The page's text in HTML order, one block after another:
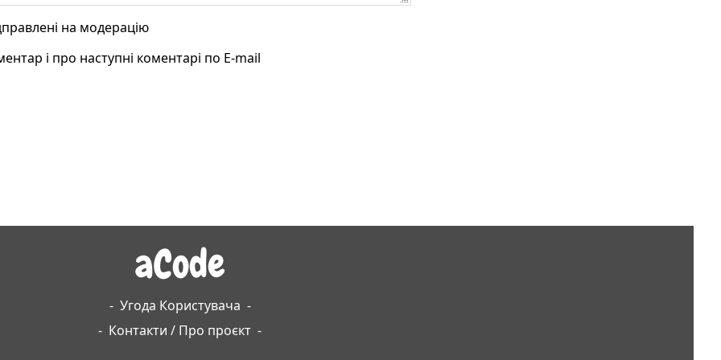
на модерацію
і про наступні коментарі по E-mail
aCode
- Угода Користувача -
- Контакти / Про проєкт -